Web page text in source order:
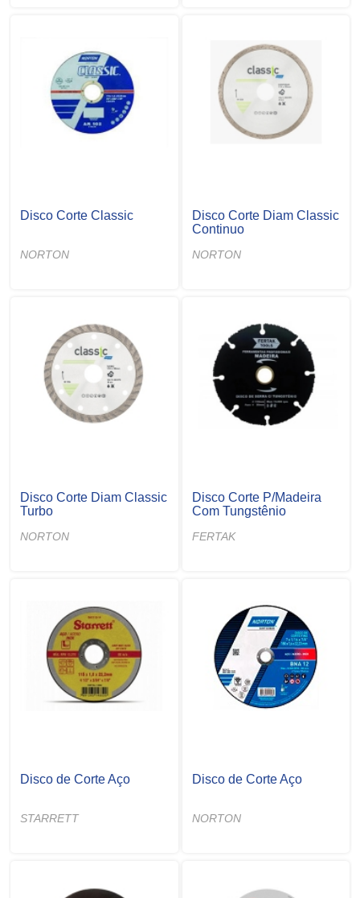
Disco Corte Classic
NORTON
Disco Corte Diam Classic
Continuo
NORTON
Disco Corte Diam Classic
Turbo
NORTON
Disco Corte P/Madeira
Com Tungstênio
FERTAK
Disco de Corte Aço
STARRETT
Disco de Corte Aço
NORTON